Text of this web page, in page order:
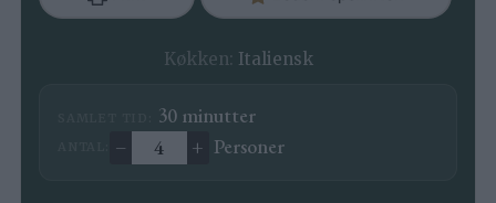
Køkken: Italiensk
30minutter
minutter
Ændre antal
– + Personer